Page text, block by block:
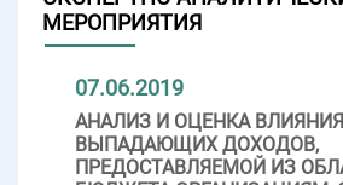
МЕРОПРИЯТИЯ
07.06.2019
АНАЛИЗ И ОЦЕНКА
ВЫПАДАЮЩИХ ДОХОДОВ,
ПРЕДОСТАВЛЯЕМОЙ ИЗ